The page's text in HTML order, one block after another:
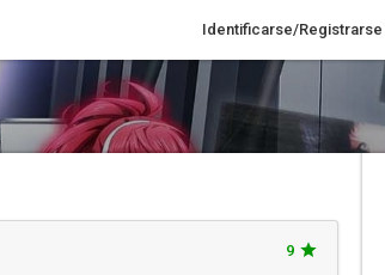
Identificarse/Registrarse
9